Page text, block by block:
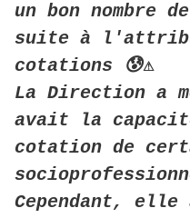
un bon nombre
suite à
cotations 😰⚠
La Direction a
avait la
cotation de
Cependant,